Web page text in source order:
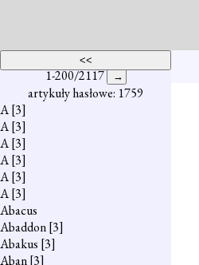
1-200/2117
artykuły hasłowe: 1759
A[3]
A[3]
A[3]
A[3]
A[3]
A[3]
Abacus
Abaddon[3]
Abakus [3]
Aban[3]